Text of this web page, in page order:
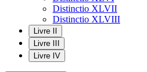
Distinctio XLVII
Distinctio XLVIII
Livre II
Livre III
Livre IV